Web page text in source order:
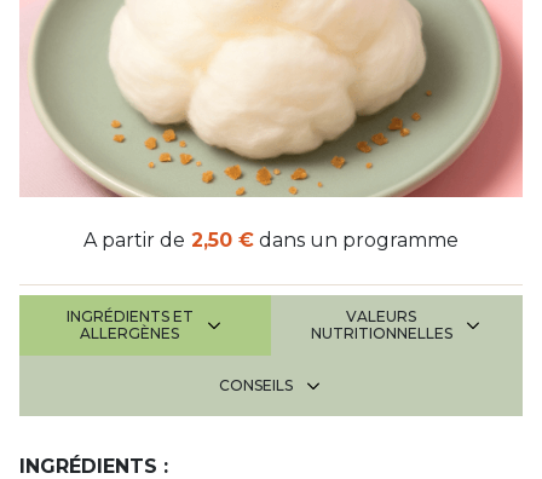
A partir de 2,50 € dans un programme
INGRÉDIENTS ET
ALLERGÈNES
VALEURS
NUTRITIONNELLES
CONSEILS
INGRÉDIENTS :